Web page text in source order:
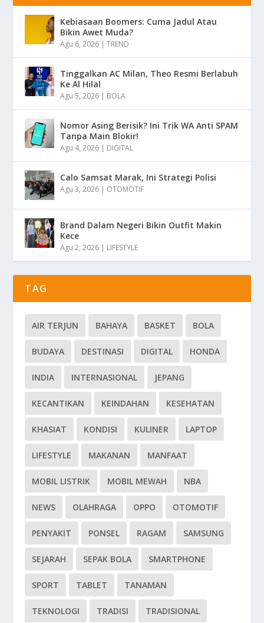
Kebiasaan Boomers: Cuma Jadul Atau
Bikin Awet Muda?
Agu 6, 2026 |TREND
Tinggalkan AC Milan, Theo Resmi Berlabuh
Ke Al Hilal
Agu 5, 2026 | BOLA
Nomor Asing Berisik? Ini Trik WA Anti SPAM
Tanpa Main Blokir!
Agu 4, 2026 | DIGITAL
Calo Samsat Marak, Ini Strategi Polisi
Agu 3, 2026 | OTOMOTIF
Brand Dalam Negeri Bikin Outfit Makin
Kece
Agu 2, 2026 | LIFESTYLE
TAG
AIR TERJUN BAHAYA BASKET BOLA
BUDAYA DESTINASI DIGITAL HONDA
INDIA INTERNASIONAL JEPANG
KECANTIKAN KEINDAHAN KESEHATAN
KHASIAT KONDISI KULINER LAPTOP
LIFESTYLE MAKANAN MANFAAT
MOBIL LISTRIK MOBIL MEWAH NBA
NEWS OLAHRAGA OPPO OTOMOTIF
PENYAKIT PONSEL RAGAM SAMSUNG
SEJARAH SEPAK BOLA SMARTPHONE
SPORT TABLET TANAMAN
TEKNOLOGI TRADISI TRADISIONAL